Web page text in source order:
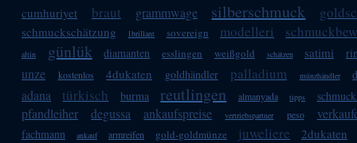
cumhuriyet braut grammwage silberschmuck
schmuckschätzung 1brillant sovereign modelleri
altin günlük diamanten esslingen weißgold schätzen satimi
unze kostenlos 4dukaten goldhändler palladium münzhändler
adana türkisch burma reutlingen almanyada tipps
pfandleiher degussa ankaufspreise vertriebspartner peso
fachmann ankauf armreifen gold-goldmünze juweliere 2dukaten